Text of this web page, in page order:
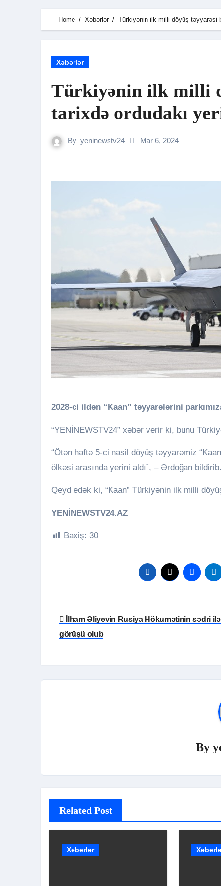
Home Xəbərlər Türkiyənin ilk milli döyüş təyyarəsi
Xəbərlər
Türkiyənin ilk milli
tarixdə ordudakı
By yeninewstv24 Mar 6, 2024
2028-ci ildən “Kaan” təyyarələrini
“YENİNEWSTV24” xəbər verir ki, bunu
“Ötən həftə 5-ci nəsil döyüş təyyarəmiz
ölkəsi arasında yerini aldı”, – Ərdoğan bildirib.
Qeyd edək ki, “Kaan” Türkiyənin ilk milli
YENİNEWSTV24.AZ
Baxiş: 30
Yazı
naviqasiyası
İlham Əliyevin Rusiya Hökumətinin sədri ilə
görüşü olub
By
Related Post
Xəbərlər